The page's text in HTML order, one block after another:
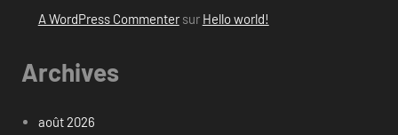
A WordPress Commentersur Hello world!
Archives
août 2026